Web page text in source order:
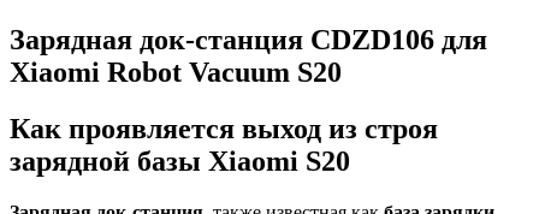
Зарядная док-станция CDZD106 для
Xiaomi Robot Vacuum S20
Как проявляется выход из строя
зарядной базы Xiaomi S20